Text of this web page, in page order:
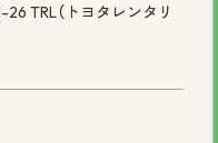
TRL（トヨタレンタリ